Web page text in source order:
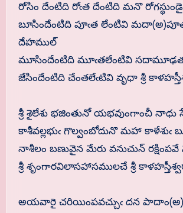
రోసిం దేంటిది రోఁత దేంటిది మనొ
బూసిందేంటిది పూఁత లేంటివి
దేహముల్
మూసిందేంటిది మూఁతలేంటివి
జేసిందేంటిది చేంతలేఁటివి వృధా శ్రీ
శ్రీ శైలేశు భజింతునో యభవుంగాంచీ నాధు
కాశీవల్లభుఁ గొల్వంబోదునొ మహా కాళేశుఁ
నాశీలం బణువైన మేరు వనుచున్
శ్రీ శృంగారవిలాసహాసములచే శ్రీ
అయవారై చరియింపవచ్చుఁ దన